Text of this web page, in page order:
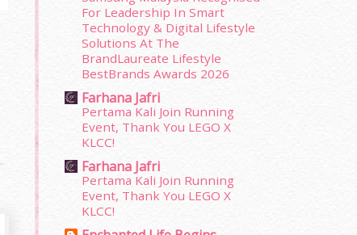
For Leadership In Smart
Technology & Digital Lifestyle
Solutions At The
BrandLaureate Lifestyle
BestBrands Awards 2026
Farhana Jafri
Pertama Kali Join Running
Event, Thank You LEGO X
KLCC!
Farhana Jafri
Pertama Kali Join Running
Event, Thank You LEGO X
KLCC!